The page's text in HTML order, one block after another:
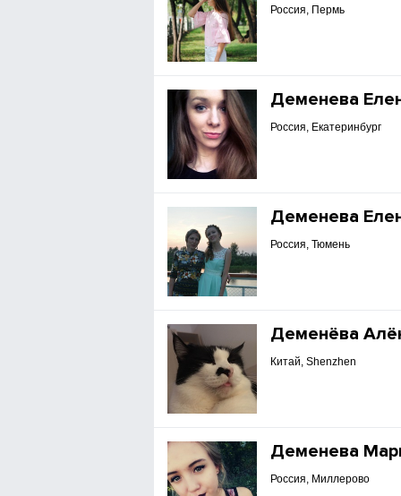
Россия, Пермь
Деменева
Россия, Екатеринбург
Деменева
Россия, Тюмень
Деменёва
Китай, Shenzhen
Деменева
Россия, Миллерово